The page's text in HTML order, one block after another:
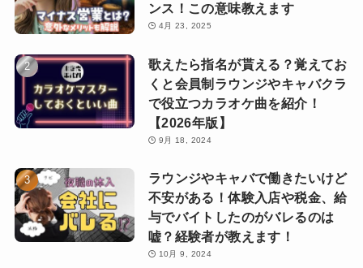
ンス！この意味教えます
4月 23, 2025
歌えたら指名が貰える？覚えてお
くと会員制ラウンジやキャバクラ
で役立つカラオケ曲を紹介！
【2026年版】
9月 18, 2024
ラウンジやキャバで働きたいけど
不安がある！体験入店や税金、給
与でバイトしたのがバレるのは
嘘？経験者が教えます！
10月 9, 2024